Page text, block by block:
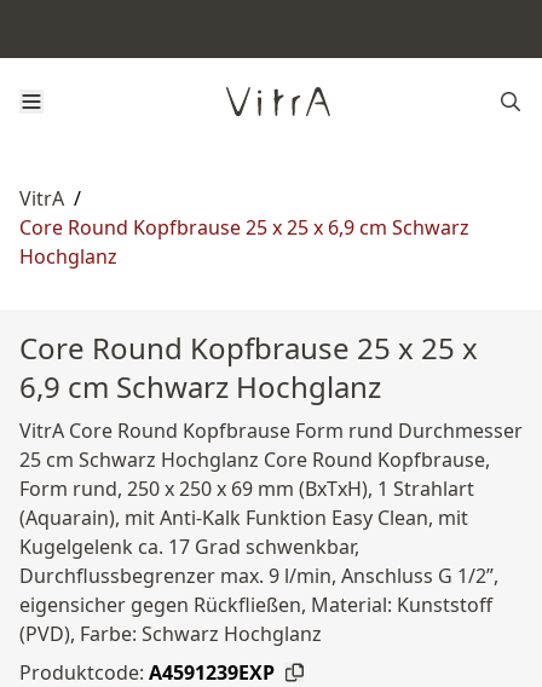
VitrA /
Core Round Kopfbrause 25 x 25 x 6,9 cm Schwarz
Hochglanz
Core Round Kopfbrause 25 x 25 x
6,9 cm Schwarz Hochglanz
VitrA Core Round Kopfbrause Form rund Durchmesser
25 cm Schwarz Hochglanz Core Round Kopfbrause,
Form rund, 250 x 250 x 69 mm (BxTxH), 1 Strahlart
(Aquarain), mit Anti-Kalk Funktion Easy Clean, mit
Kugelgelenk ca. 17 Grad schwenkbar,
Durchflussbegrenzer max. 9 l/min, Anschluss G 1/2”,
eigensicher gegen Rückfließen, Material: Kunststoff
(PVD), Farbe: Schwarz Hochglanz
Produktcode: A4591239EXP